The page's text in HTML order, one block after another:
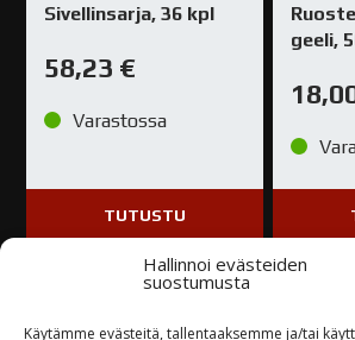
Hallinnoi evästeiden
suostumusta
Käytämme evästeitä, tallentaaksemme ja/tai
Sivellinsarja, 36 kpl
58,23 €
Varastossa
TUTUSTU
geeli,